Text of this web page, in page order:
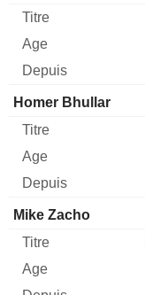
Homer Bhullar
Mike Zacho